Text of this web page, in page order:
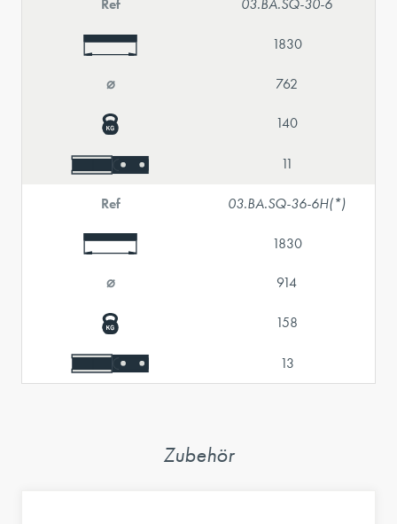
Ref 03.BA.SQ-30-6
1830
⌀ 762
140
11
Ref 03.BA.SQ-36-6H(*)
1830
⌀ 914
158
13
Zubehör